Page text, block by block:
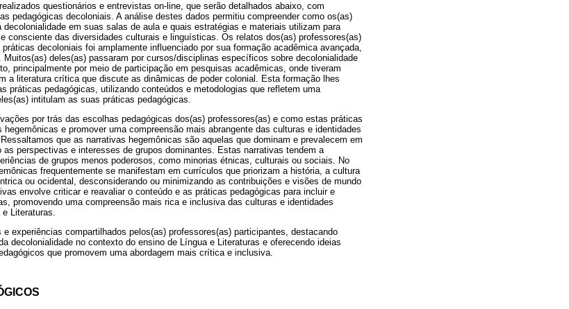
questionários e entrevistas on-line, que serão detalhados abaixo, com
pedagógicas decoloniais. A análise destes dados permitiu compreender como os(as)
em suas salas de aula e quais estratégias e materiais utilizam para
consciente das diversidades culturais e linguísticas. Os relatos dos(as) professores(as)
decoloniais foi amplamente influenciado por sua formação acadêmica avançada,
Muitos(as) deles(as) passaram por cursos/disciplinas específicos sobre decolonialidade
principalmente por meio de participação em pesquisas acadêmicas, onde tiveram
a literatura crítica que discute as dinâmicas de poder colonial. Esta formação lhes
práticas pedagógicas, utilizando conteúdos e metodologias que refletem uma
intitulam as suas práticas pedagógicas.
por trás das escolhas pedagógicas dos(as) professores(as) e como estas práticas
e promover uma compreensão mais abrangente das culturas e identidades
que as narrativas hegemônicas são aquelas que dominam e prevalecem em
as perspectivas e interesses de grupos dominantes. Estas narrativas tendem a
de grupos menos poderosos, como minorias étnicas, culturais ou sociais. No
frequentemente se manifestam em currículos que priorizam a história, a cultura
ou ocidental, desconsiderando ou minimizando as contribuições e visões de mundo
envolve criticar e reavaliar o conteúdo e as práticas pedagógicas para incluir e
promovendo uma compreensão mais rica e inclusiva das culturas e identidades
Literaturas.
experiências compartilhados pelos(as) professores(as) participantes, destacando
decolonialidade no contexto do ensino de Língua e Literaturas e oferecendo ideias
que promovem uma abordagem mais crítica e inclusiva.